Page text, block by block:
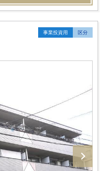
事業投資用 区分